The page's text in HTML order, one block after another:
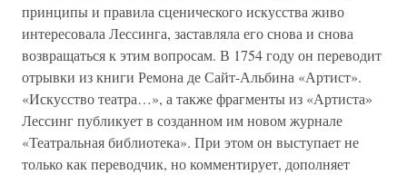
принципы и правила сценического искусства живо
интересовала Лессинга, заставляла его снова и снова
возвращаться к этим вопросам. В 1754 году он переводит
отрывки из книги Ремона де Сайт-Альбина «Артист».
«Искусство театра…», а также фрагменты из «Артиста»
Лессинг публикует в созданном им новом журнале
«Театральная библиотека». При этом он выступает не
только как переводчик, но комментирует, дополняет